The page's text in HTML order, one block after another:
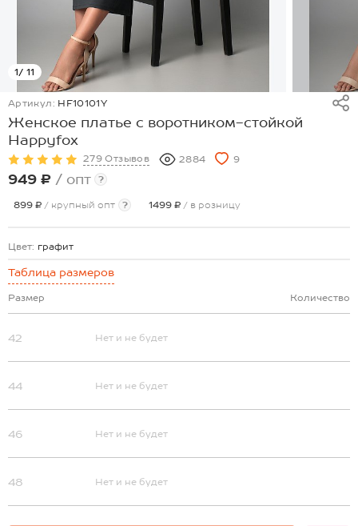
1/ 11
Артикул: HF10101Y
Женское платье с воротником-стойкой
Happyfox
279 Отзывов 2884 9
949 ₽ / опт ?
899 ₽ / крупный опт ? 1499 ₽ / в розницу
Цвет: графит
Таблица размеров
Размер Количество
42 Нет и не будет
44 Нет и не будет
46 Нет и не будет
48 Нет и не будет